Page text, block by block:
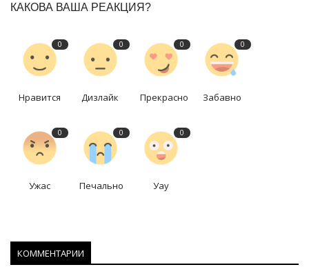
КАКОВА ВАША РЕАКЦИЯ?
0
Нравится
0
Дизлайк
0
Прекрасно
0
Забавно
0
Ужас
0
Печально
0
Уау
КОММЕНТАРИИ